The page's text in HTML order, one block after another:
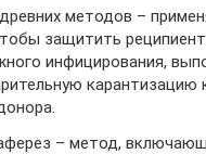
методов –
защитить
инфицирования,
карантизацию
– метод,